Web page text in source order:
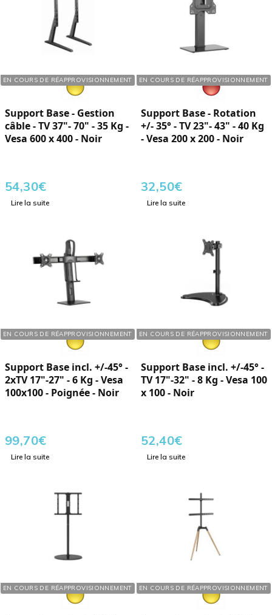
EN COURS DE RÉAPPROVISIONNEMENT
Réf. : 283700
Support Base - Gestion
câble - TV 37"- 70" - 35 Kg -
Vesa 600 x 400 - Noir
54,30€
Lire la suite
EN COURS DE RÉAPPROVISIONNEMENT
Réf. : 283430
Support Base - Rotation
+/- 35° - TV 23"- 43" - 40 Kg
- Vesa 200 x 200 - Noir
32,50€
Lire la suite
EN COURS DE RÉAPPROVISIONNEMENT
Réf. : 283272
Support Base incl. +/-45° -
2xTV 17"-27" - 6 Kg - Vesa
100x100 - Poignée - Noir
99,70€
Lire la suite
EN COURS DE RÉAPPROVISIONNEMENT
Réf. : 283321
Support Base incl. +/-45° -
TV 17"-32" - 8 Kg - Vesa 100
x 100 - Noir
52,40€
Lire la suite
EN COURS DE RÉAPPROVISIONNEMENT
Réf. : 286650 EN COURS DE RÉAPPROVISIONNEMENT
Réf. : 286652